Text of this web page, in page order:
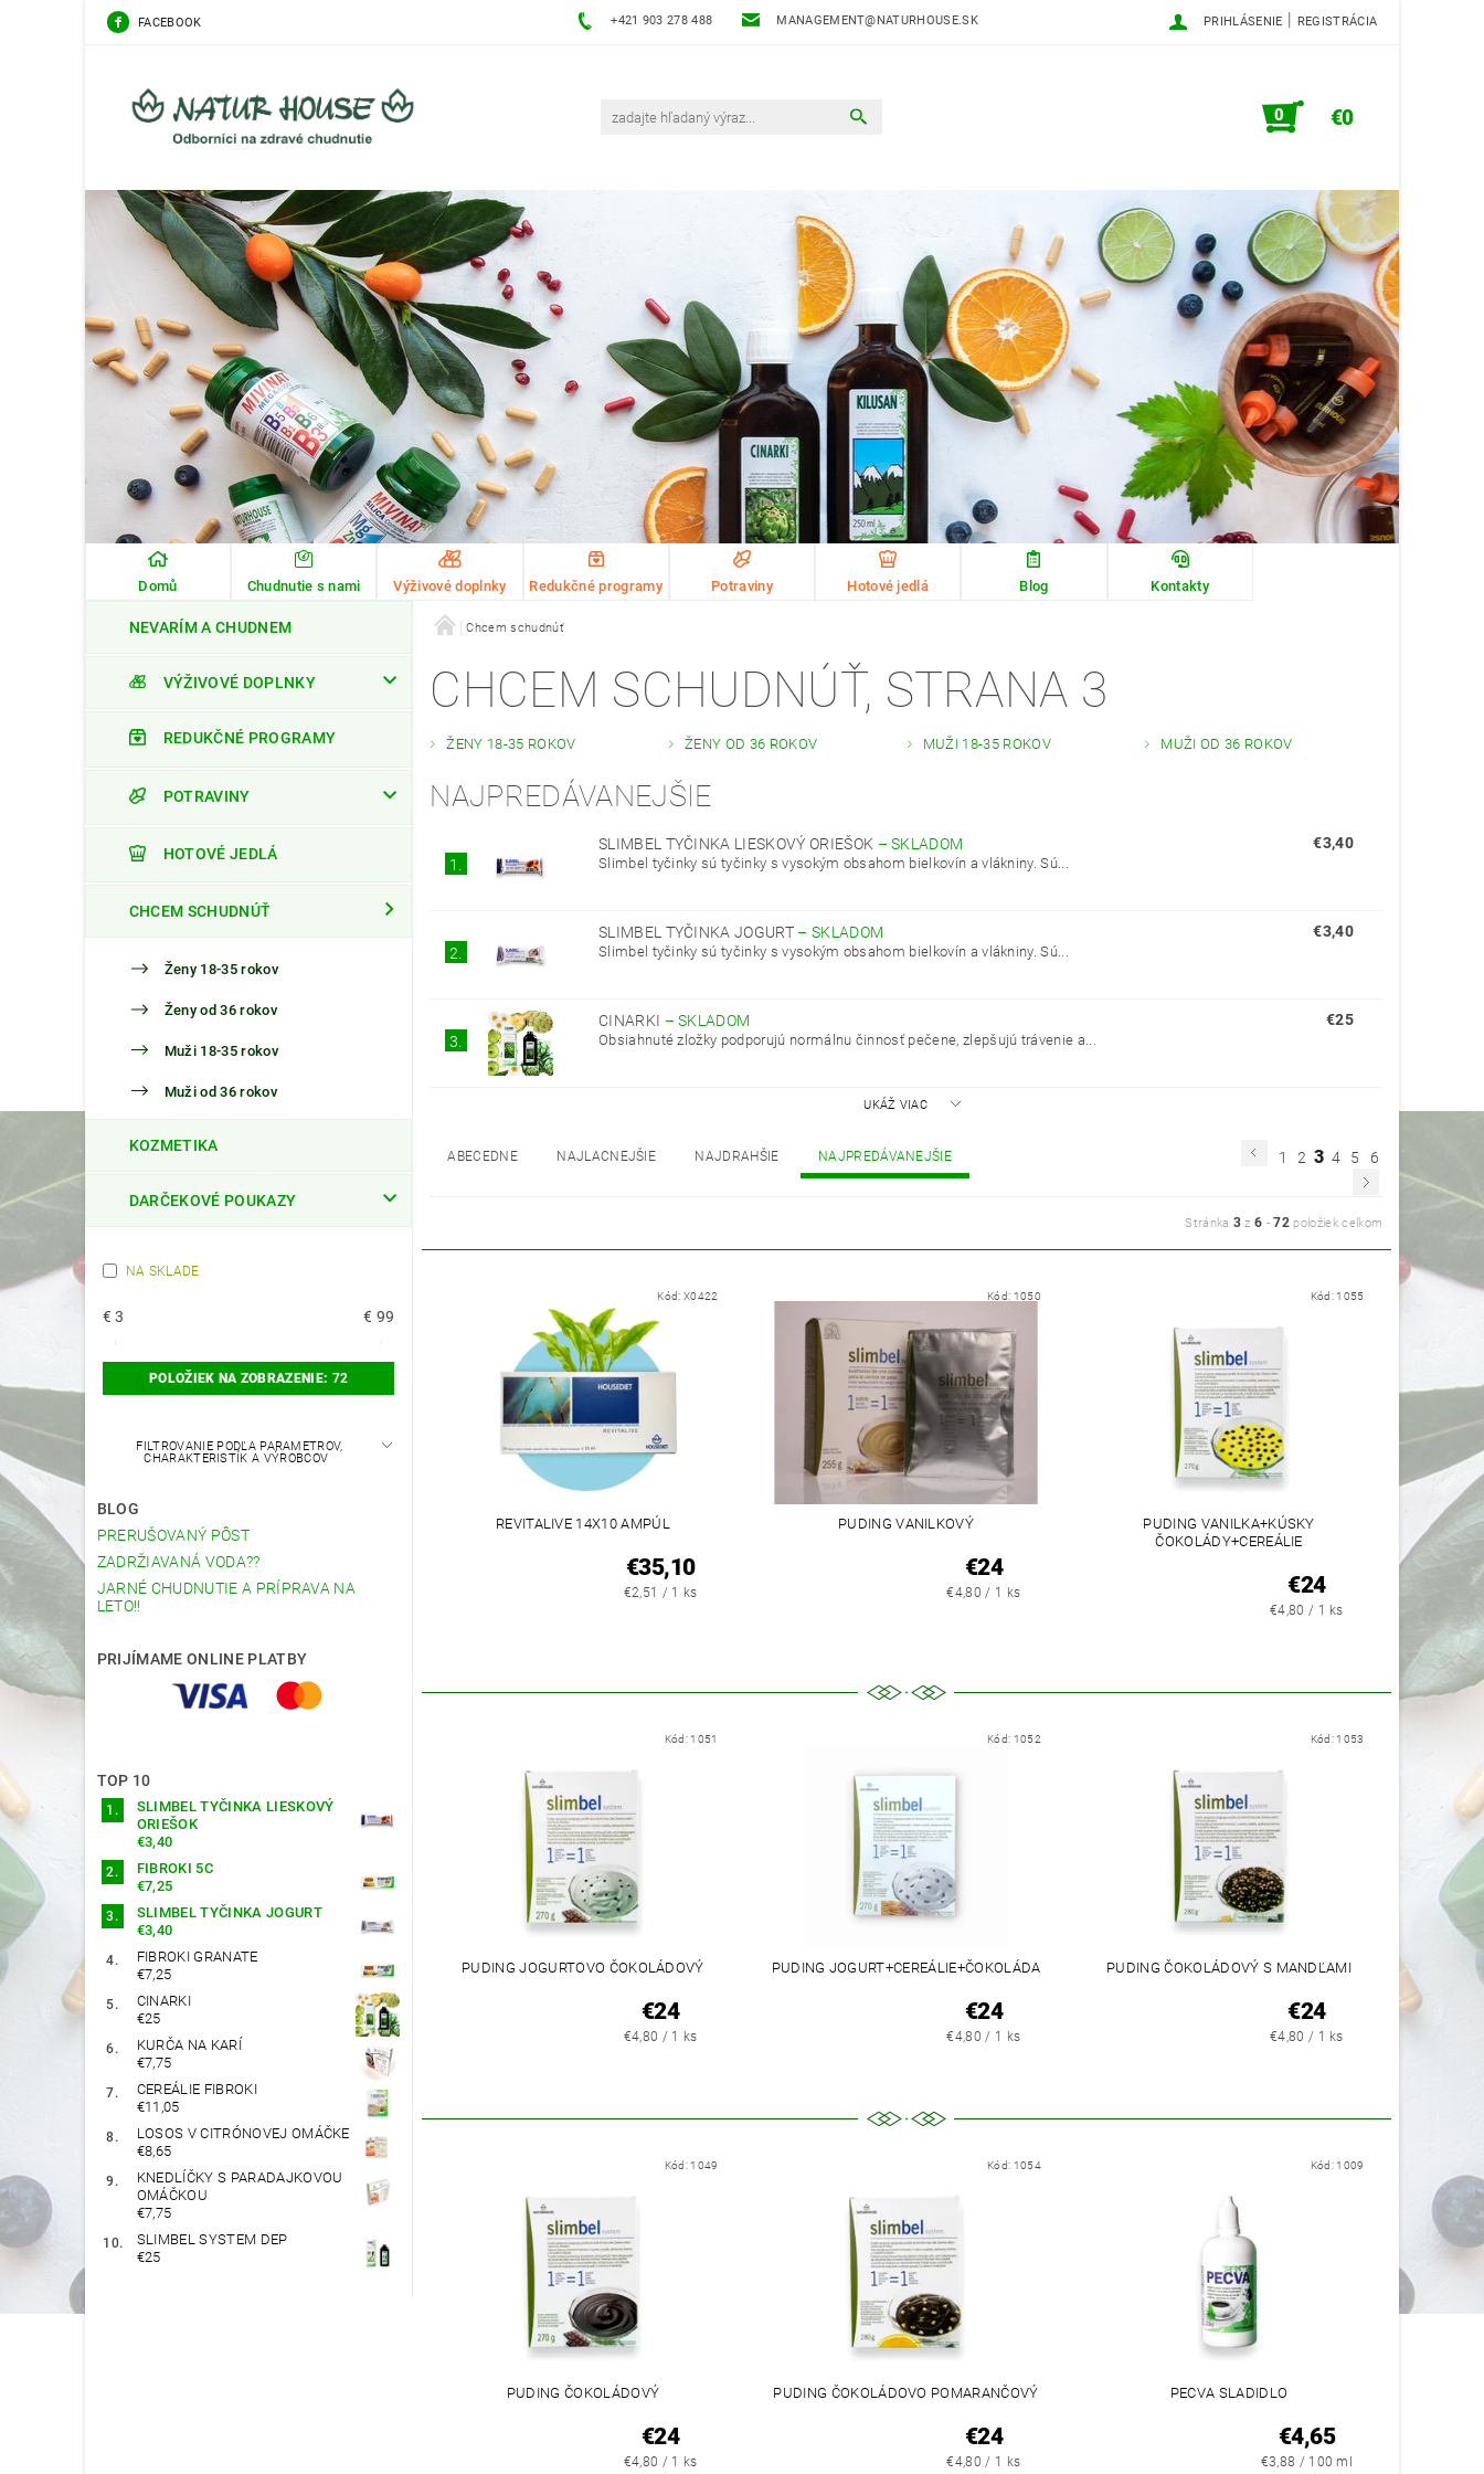
FACEBOOK +421 903 278 488 MANAGEMENT@NATURHOUSE.SK PRIHLÁSENIE | REGISTRÁCIA
0 €0
Domů Chudnutie s nami Výživové doplnky Redukčné programy Potraviny Hotové jedlá Blog Kontakty
NEVARÍM A CHUDNEM
VÝŽIVOVÉ DOPLNKY
REDUKČNÉ PROGRAMY
POTRAVINY
HOTOVÉ JEDLÁ
CHCEM SCHUDNÚŤ
Ženy 18-35 rokov
Ženy od 36 rokov
Muži 18-35 rokov
Muži od 36 rokov
KOZMETIKA
DARČEKOVÉ POUKAZY
NA SKLADE
€3 € 99
POLOŽIEK NA ZOBRAZENIE: 72
FILTROVANIE PODĽA PARAMETROV,
CHARAKTERISTÍK A VÝROBCOV
BLOG
PRERUŠOVANÝ PÔST
ZADRŽIAVANÁ VODA??
JARNÉ CHUDNUTIE A PRÍPRAVA NA
LETO!!
PRIJÍMAME ONLINE PLATBY
TOP 10
SLIMBEL TYČINKA LIESKOVÝ
ORIEŠOK
€3,40
FIBROKI 5C
€7,25
SLIMBEL TYČINKA JOGURT
€3,40
FIBROKI GRANATE
€7,25
CINARKI
€25
KURČA NA KARÍ
€7,75
CEREÁLIE FIBROKI
€11,05
LOSOS V CITRÓNOVEJ OMÁČKE
€8,65
KNEDLÍČKY S PARADAJKOVOU
OMÁČKOU
€7,75
SLIMBEL SYSTEM DEP
€25
Chcem schudnúť
CHCEM SCHUDNÚŤ, STRANA 3
ŽENY 18-35 ROKOV ŽENY OD 36 ROKOV MUŽI 18-35 ROKOV MUŽI OD 36 ROKOV
NAJPREDÁVANEJŠIE
1.
SLIMBEL TYČINKA LIESKOVÝ ORIEŠOK –SKLADOM
Slimbel tyčinky sú tyčinky s vysokým obsahom bielkovín a vlákniny. Sú...
€3,40
2.
SLIMBEL TYČINKA JOGURT – SKLADOM
Slimbel tyčinky sú tyčinky s vysokým obsahom bielkovín a vlákniny. Sú...
€3,40
3.
CINARKI –SKLADOM
Obsiahnuté zložky podporujú normálnu činnosť pečene, zlepšujú trávenie a...
€25
UKÁŽ VIAC
ABECEDNE NAJLACNEJŠIE NAJDRAHŠIE NAJPREDÁVANEJŠIE 1 2 3 4 5 6
Stránka 3 z6 -72 položiek celkom
Kód: X0422
REVITALIVE 14X10 AMPÚL
€35,10
€2,51 / 1 ks
Kód: 1050
PUDING VANILKOVÝ
€24
€4,80 / 1 ks
Kód: 1055
PUDING VANILKA+KÚSKY
ČOKOLÁDY+CEREÁLIE
€24
€4,80 / 1 ks
Kód: 1051
PUDING JOGURTOVO ČOKOLÁDOVÝ
€24
€4,80 / 1 ks
Kód: 1052
PUDING JOGURT+CEREÁLIE+ČOKOLÁDA
€24
€4,80 / 1 ks
Kód: 1053
PUDING ČOKOLÁDOVÝ S MANDĽAMI
€24
€4,80 / 1 ks
Kód: 1049
PUDING ČOKOLÁDOVÝ
€24
€4,80 / 1 ks
Kód: 1054
PUDING ČOKOLÁDOVO POMARANČOVÝ
€24
€4,80 / 1 ks
Kód: 1009
PECVA SLADIDLO
€4,65
€3,88 / 100 ml